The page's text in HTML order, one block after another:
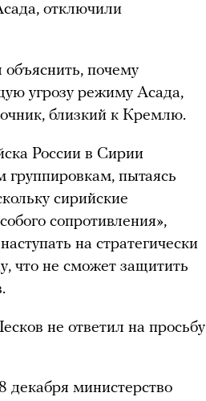
отключили
почему
угрозу режиму Асада,
близкий к Кремлю.
России в Сирии
пытаясь
сирийские
сопротивления»,
на стратегически
что не сможет защитить
не ответил на просьбу
декабря министерство